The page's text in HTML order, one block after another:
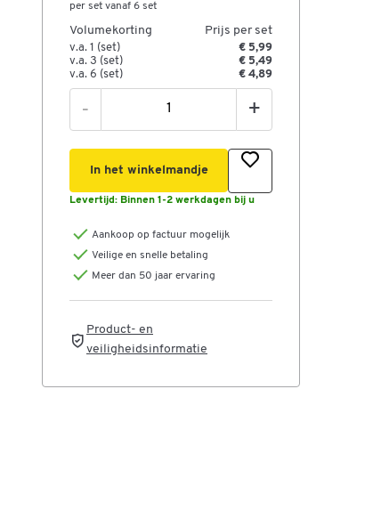
per set vanaf 6 set
Volumekorting Prijs per set
v.a. 1 (set)
€ 5,99
v.a. 3 (set)
€ 5,49
v.a. 6 (set)
€ 4,89
- +
In het winkelmandje
Levertijd: Binnen 1-2 werkdagen bij u
Aankoop op factuur mogelijk
Veilige en snelle betaling
Meer dan 50 jaar ervaring
Product- en
veiligheidsinformatie